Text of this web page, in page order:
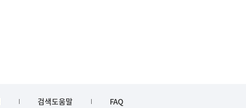
검색도움말 FAQ